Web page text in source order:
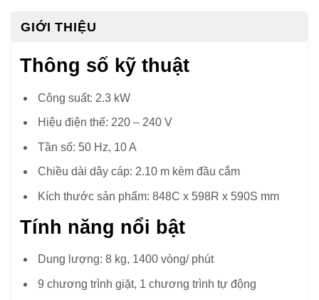
GIỚI THIỆU
Thông số kỹ thuật
Công suất: 2.3 kW
Hiệu điện thế: 220 – 240 V
Tần số: 50 Hz, 10 A
Chiều dài dây cáp: 2.10 m kèm đầu cắm
Kích thước sản phẩm: 848C x 598R x 590S mm
Tính năng nổi bật
Dung lượng: 8 kg, 1400 vòng/ phút
9 chương trình giặt, 1 chương trình tự động